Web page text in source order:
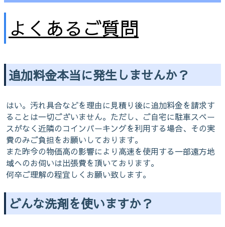
よくあるご質問
追加料金本当に発生しませんか？
はい。汚れ具合などを理由に見積り後に追加料金を請求す
ることは一切ございません。ただし、ご自宅に駐車スペー
スがなく近隣のコインパーキングを利用する場合、その実
費のみご負担をお願いしております。
また昨今の物価高の影響により高速を使用する一部遠方地
域へのお伺いは出張費を頂いております。
何卒ご理解の程宜しくお願い致します。
どんな洗剤を使いますか？